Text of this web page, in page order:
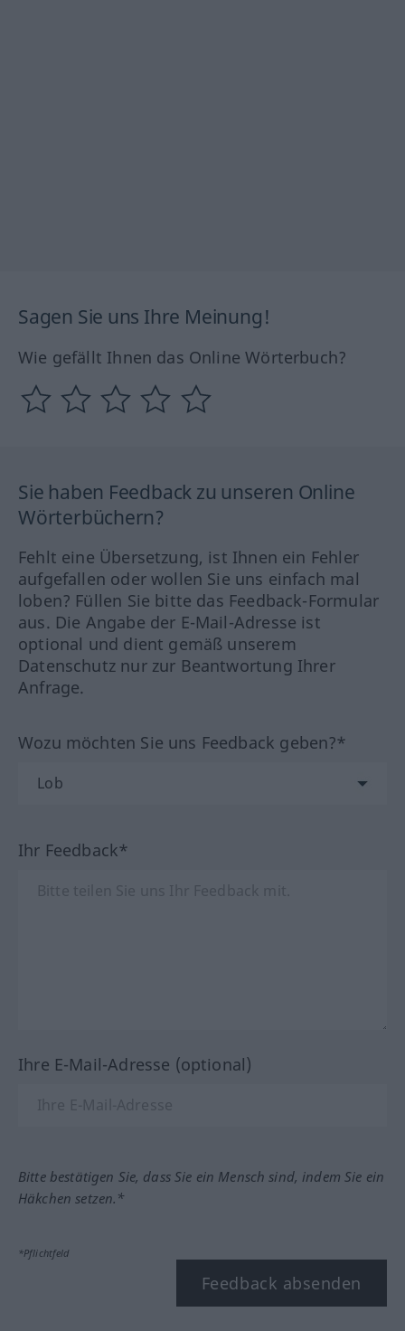
Sagen Sie uns Ihre Meinung!
Wie gefällt Ihnen das Online Wörterbuch?
Sie haben Feedback zu unseren Online
Wörterbüchern?
Fehlt eine Übersetzung, ist Ihnen ein Fehler
aufgefallen oder wollen Sie uns einfach mal
loben? Füllen Sie bitte das Feedback-Formular
aus. Die Angabe der E-Mail-Adresse ist
optional und dient gemäß unserem
Datenschutz nur zur Beantwortung Ihrer
Anfrage.
Wozu möchten Sie uns Feedback geben?*
Ihr Feedback*
Ihre E-Mail-Adresse (optional)
Bitte bestätigen Sie, dass Sie ein Mensch sind, indem Sie ein
Häkchen setzen.*
*Pflichtfeld
Feedback absenden